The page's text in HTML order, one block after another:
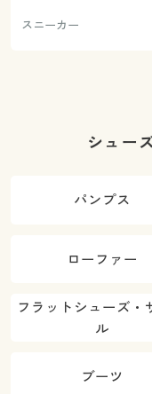
スニーカー
シュー
パンプス
ローファー
フラットシューズ・
ル
ブーツ